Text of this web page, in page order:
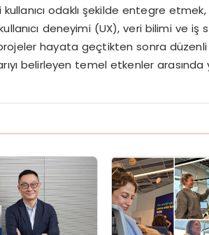
odaklı şekilde entegre etmek,
deneyimi (UX), veri bilimi ve iş
hayata geçtikten sonra
belirleyen temel etkenler arasında